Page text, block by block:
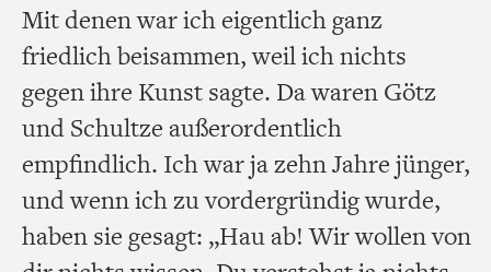
Mit denen war ich eigentlich ganz
friedlich beisammen, weil ich nichts
gegen ihre Kunst sagte. Da waren Götz
und Schultze außerordentlich
empfindlich. Ich war ja zehn Jahre jünger,
und wenn ich zu vordergründig wurde,
haben sie gesagt: „Hau ab! Wir wollen von